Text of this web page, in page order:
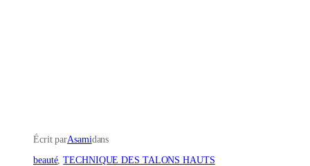
Écrit parAsamidans
beauté, TECHNIQUE DES TALONS HAUTS